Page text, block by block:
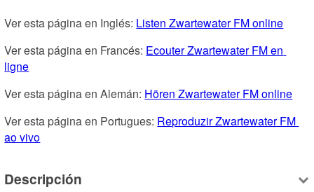
Ver esta página en Inglés: Listen Zwartewater FM online
Ver esta página en Francés: Ecouter Zwartewater FM en
ligne
Ver esta página en Alemán: Hören Zwartewater FM online
Ver esta página en Portugues: Reproduzir Zwartewater FM
ao vivo
Descripción